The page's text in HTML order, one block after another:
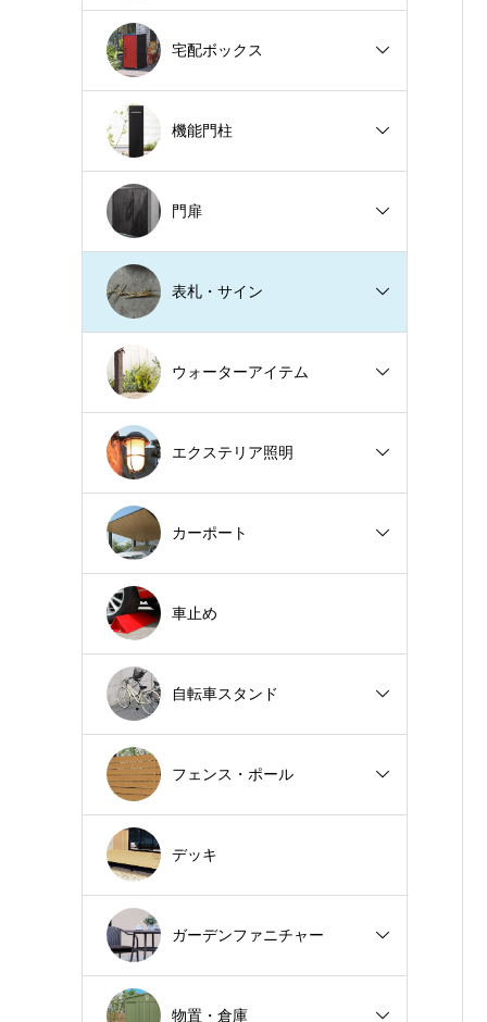
宅配ボックス
機能門柱
門扉
表札・サイン
ウォーターアイテム
エクステリア照明
カーポート
車止め
自転車スタンド
フェンス・ポール
デッキ
ガーデンファニチャー
物置・倉庫